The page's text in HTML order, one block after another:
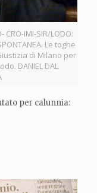
CRO-IMI-SIR/LODO:
Le toghe
di Milano per
DANIEL DAL
per calunnia: